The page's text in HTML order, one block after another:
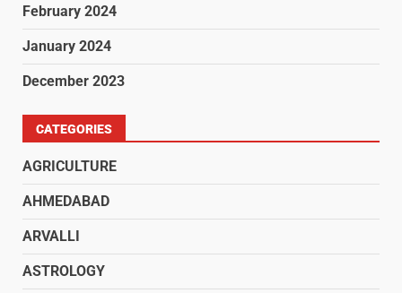
February 2024
January 2024
December 2023
CATEGORIES
AGRICULTURE
AHMEDABAD
ARVALLI
ASTROLOGY